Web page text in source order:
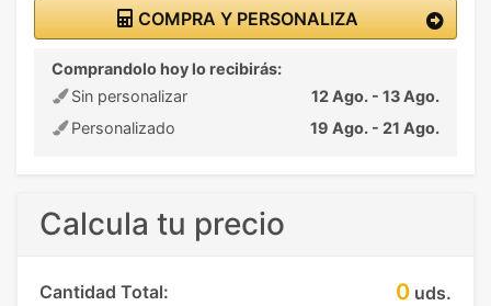
COMPRA Y PERSONALIZA
Comprandolo hoy lo recibirás:
Sin personalizar
12 Ago. - 13 Ago.
Personalizado
19 Ago. - 21 Ago.
Calcula tu precio
Cantidad Total: 0 uds.